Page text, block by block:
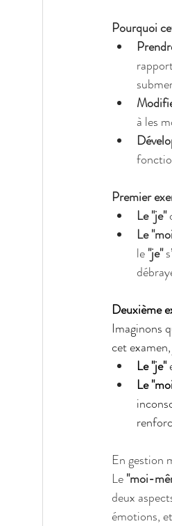
Pourquoi
à les
Premier
Le "je"
Le
le "je"
Deuxième
Imaginons
cet
Le "je"
Le
En gestion
Le "moi-
deux
émotions,